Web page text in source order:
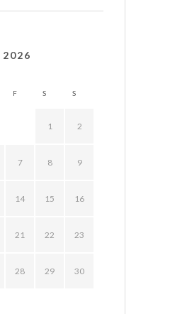
2026
F S S
1 2
7 8 9
14 15 16
21 22 23
28 29 30